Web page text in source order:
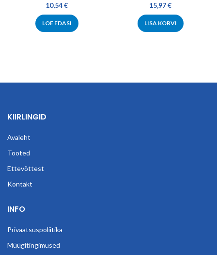
10,54€
LOE EDASI
15,97€
LISA KORVI
KIIRLINGID
Avaleht
Tooted
Ettevõttest
Kontakt
INFO
Privaatsuspoliitika
Müügitingimused